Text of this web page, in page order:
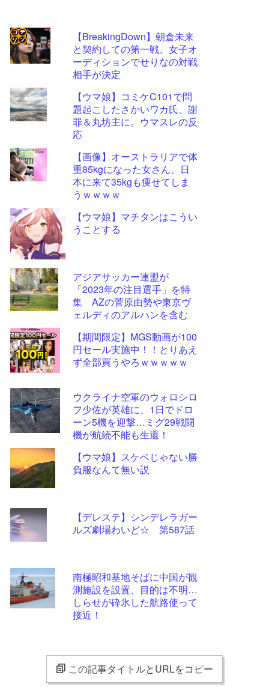
【BreakingDown】朝倉未来
と契約しての第一戦、女子オ
ーディションでせりなの対戦
相手が決定
【ウマ娘】コミケC101で問
題起こしたさかいワカ氏、謝
罪＆丸坊主に。ウマスレの反
応
【画像】オーストラリアで体
重85kgになった女さん、日
本に来て35kgも痩せてしま
うｗｗｗｗ
【ウマ娘】マチタンはこうい
うことする
アジアサッカー連盟が
「2023年の注目選手」を特
集 AZの菅原由勢や東京ヴ
ェルディのアルハンを含む
【期間限定】MGS動画が100
円セール実施中！！とりあえ
ず全部買うやろｗｗｗｗｗ
ウクライナ空軍のウォロシロ
フ少佐が英雄に、1日でドロ
ーン5機を迎撃…ミグ29戦闘
機が航続不能も生還！
【ウマ娘】スケベじゃない勝
負服なんて無い説
【デレステ】シンデレラガー
ルズ劇場わいど☆ 第587話
南極昭和基地そばに中国が観
測施設を設置、目的は不明…
しらせが砕氷した航路使って
接近！
コテ
- 固
定リ
ンク
更新
ツー
この記事タイトルとURLをコピー